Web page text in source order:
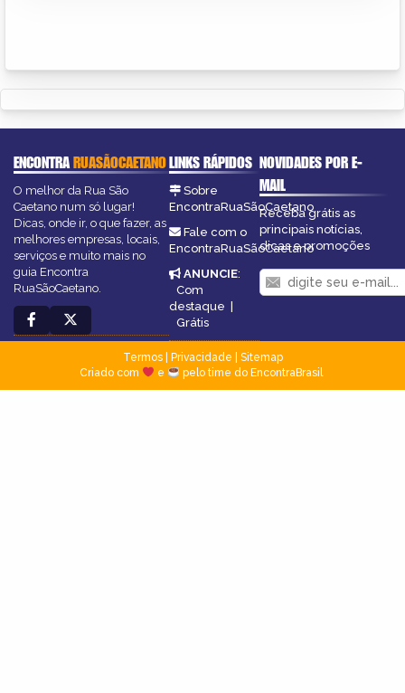
ENCONTRARUASÃOCAETANO
O melhor da Rua São
Caetano num só lugar!
Dicas, onde ir, o que fazer, as
melhores empresas, locais,
serviços e muito mais no
guia Encontra
RuaSãoCaetano.
LINKS RÁPIDOS
Sobre
EncontraRuaSãoCaetano
Fale com o
EncontraRuaSãoCaetano
ANUNCIE:
Com
destaque |
Grátis
NOVIDADES POR E-
MAIL
Receba grátis as
principais notícias,
dicas e promoções
Termos| Privacidade
Sitemap
Criado com
e pelo time do EncontraBrasil